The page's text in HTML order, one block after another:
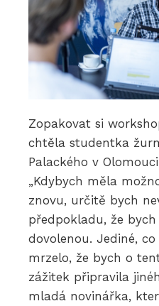
Zopakovat si
chtěla studentka
Palackého v
„Kdybych měla
znovu, určitě bych
předpokladu, že
dovolenou. Jediné,
mrzelo, že bych o
zážitek připravila
mladá novinářka,